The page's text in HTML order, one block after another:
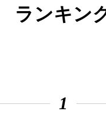
ランキン
1